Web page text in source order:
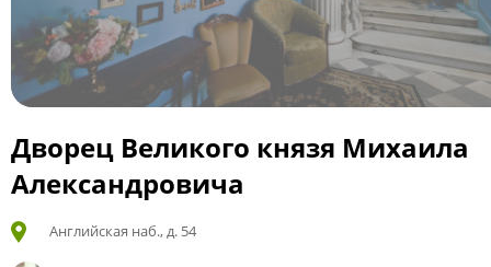
Дворец Великого князя Михаила
Александровича
Английская наб., д. 54